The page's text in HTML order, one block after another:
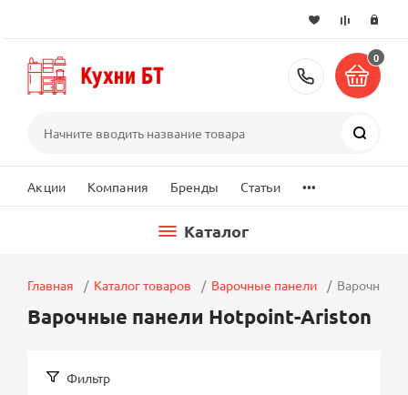
+7 (495)
0
Акции Компания Бренды Статьи ...
Каталог
Главная Каталог товаров Варочные панели Варочные
Варочные панели Hotpoint-Ariston
Фильтр